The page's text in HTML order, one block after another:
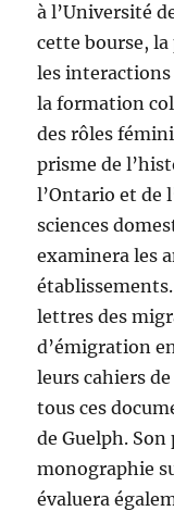
à l’Université
cette bourse,
les
la formation
des rôles
prisme de
l’Ontario et de
sciences
examinera les
lettres des
d’émigration
leurs cahiers
tous ces
de Guelph.
monographie
évaluera